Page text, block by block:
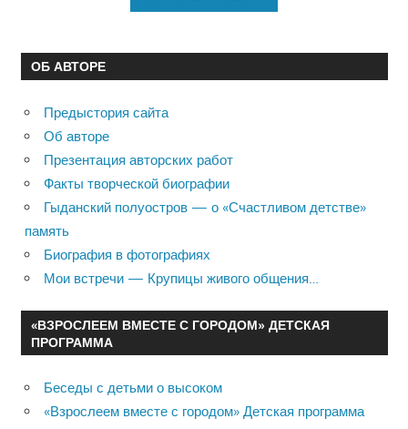
ОБ АВТОРЕ
Предыстория сайта
Об авторе
Презентация авторских работ
Факты творческой биографии
Гыданский полуостров — о «Счастливом детстве»
память
Биография в фотографиях
Мои встречи — Крупицы живого общения…
«ВЗРОСЛЕЕМ ВМЕСТЕ С ГОРОДОМ» ДЕТСКАЯ
ПРОГРАММА
Беседы с детьми о высоком
«Взрослеем вместе с городом» Детская программа